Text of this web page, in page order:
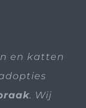
en katten
. Wij